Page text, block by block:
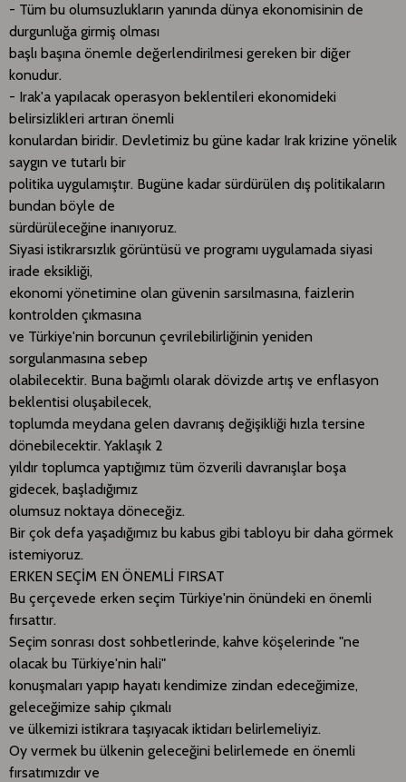
- Tüm bu olumsuzlukların yanında dünya ekonomisinin de
durgunluğa girmiş olması
başlı başına önemle değerlendirilmesi gereken bir diğer
konudur.
- Irak'a yapılacak operasyon beklentileri ekonomideki
belirsizlikleri artıran önemli
konulardan biridir. Devletimiz bu güne kadar Irak krizine yönelik
saygın ve tutarlı bir
politika uygulamıştır. Bugüne kadar sürdürülen dış politikaların
bundan böyle de
sürdürüleceğine inanıyoruz.
Siyasi istikrarsızlık görüntüsü ve programı uygulamada siyasi
irade eksikliği,
ekonomi yönetimine olan güvenin sarsılmasına, faizlerin
kontrolden çıkmasına
ve Türkiye'nin borcunun çevrilebilirliğinin yeniden
sorgulanmasına sebep
olabilecektir. Buna bağımlı olarak dövizde artış ve enflasyon
beklentisi oluşabilecek,
toplumda meydana gelen davranış değişikliği hızla tersine
dönebilecektir. Yaklaşık 2
yıldır toplumca yaptığımız tüm özverili davranışlar boşa
gidecek, başladığımız
olumsuz noktaya döneceğiz.
Bir çok defa yaşadığımız bu kabus gibi tabloyu bir daha görmek
istemiyoruz.
ERKEN SEÇİM EN ÖNEMLİ FIRSAT
Bu çerçevede erken seçim Türkiye'nin önündeki en önemli
fırsattır.
Seçim sonrası dost sohbetlerinde, kahve köşelerinde "ne
olacak bu Türkiye'nin hali"
konuşmaları yapıp hayatı kendimize zindan edeceğimize,
geleceğimize sahip çıkmalı
ve ülkemizi istikrara taşıyacak iktidarı belirlemeliyiz.
Oy vermek bu ülkenin geleceğini belirlemede en önemli
fırsatımızdır ve